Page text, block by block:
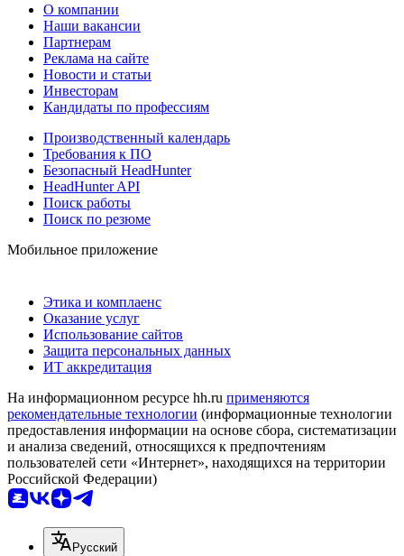
О компании
Наши вакансии
Партнерам
Реклама на сайте
Новости и статьи
Инвесторам
Кандидаты по профессиям
Производственный календарь
Требования к ПО
Безопасный HeadHunter
HeadHunter API
Поиск работы
Поиск по резюме
Мобильное приложение
Этика и комплаенс
Оказание услуг
Использование сайтов
Защита персональных данных
ИТ аккредитация
На информационном ресурсе hh.ru применяются
рекомендательные технологии (информационные технологии
предоставления информации на основе сбора, систематизации
и анализа сведений, относящихся к предпочтениям
пользователей сети «Интернет», находящихся на территории
Российской Федерации)
Русский